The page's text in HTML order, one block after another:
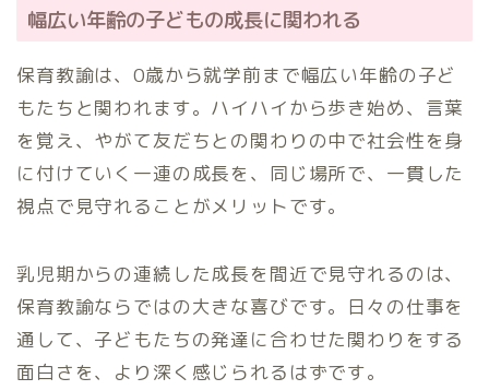
幅広い年齢の子どもの成長に関われる
保育教諭は、0歳から就学前まで幅広い年齢の子ど
もたちと関われます。ハイハイから歩き始め、言葉
を覚え、やがて友だちとの関わりの中で社会性を身
に付けていく一連の成長を、同じ場所で、一貫した
視点で見守れることがメリットです。
乳児期からの連続した成長を間近で見守れるのは、
保育教諭ならではの大きな喜びです。日々の仕事を
通して、子どもたちの発達に合わせた関わりをする
面白さを、より深く感じられるはずです。